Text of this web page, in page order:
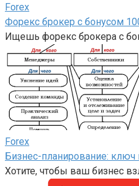
Forex
Форекс брокер с бонусом
Ищешь форекс брокера с
Forex
Бизнес-планирование: ключ
Хотите, чтобы ваш бизнес